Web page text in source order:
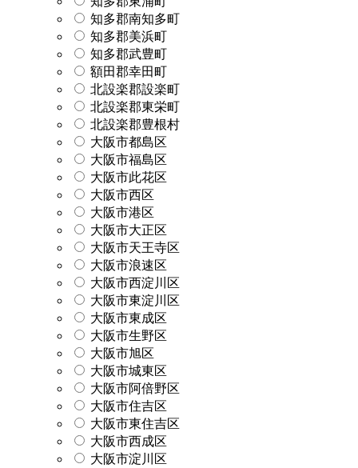
知多郡南知多町
知多郡美浜町
知多郡武豊町
額田郡幸田町
北設楽郡設楽町
北設楽郡東栄町
北設楽郡豊根村
大阪市都島区
大阪市福島区
大阪市此花区
大阪市西区
大阪市港区
大阪市大正区
大阪市天王寺区
大阪市浪速区
大阪市西淀川区
大阪市東淀川区
大阪市東成区
大阪市生野区
大阪市旭区
大阪市城東区
大阪市阿倍野区
大阪市住吉区
大阪市東住吉区
大阪市西成区
大阪市淀川区